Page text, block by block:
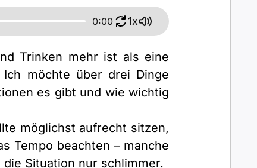
0:00 1x
Trinken mehr ist als eine
möchte über drei Dinge
es gibt und wie wichtig
möglichst aufrecht sitzen,
Tempo beachten – manche
Situation nur schlimmer.